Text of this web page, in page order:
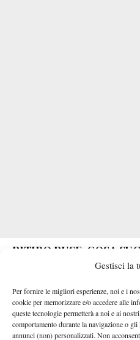
Gestisci la
Per fornire le migliori esperienze, noi e i
cookie per memorizzare e/o accedere alle
queste tecnologie permetterà a noi e ai
comportamento durante la navigazione o
annunci (non) personalizzati. Non
RITIRO RUSE, COSA
La sfida è regolarmente
scommesse rimborsa gli esiti
consiglio, però, è di controllare il
sul quale avete piazzato la